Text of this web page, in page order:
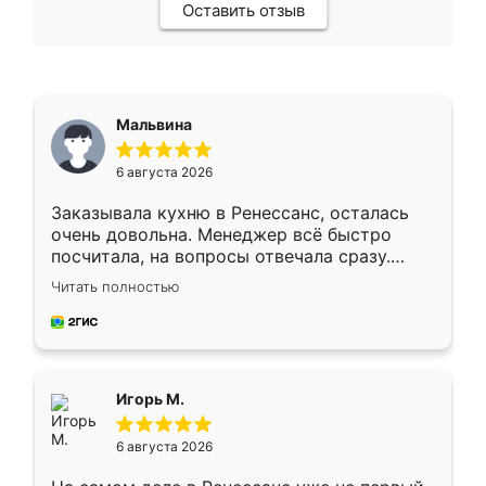
Оставить отзыв
Мальвина
6 августа 2026
Заказывала кухню в Ренессанс, осталась
очень довольна. Менеджер всё быстро
посчитала, на вопросы отвечала сразу.
Замерщик приехал в субботу, подошёл к
делу со всей ответственностью. Собрали
за день, ребята работали аккуратно, даже
Читать полностью
Игорь М.
6 августа 2026